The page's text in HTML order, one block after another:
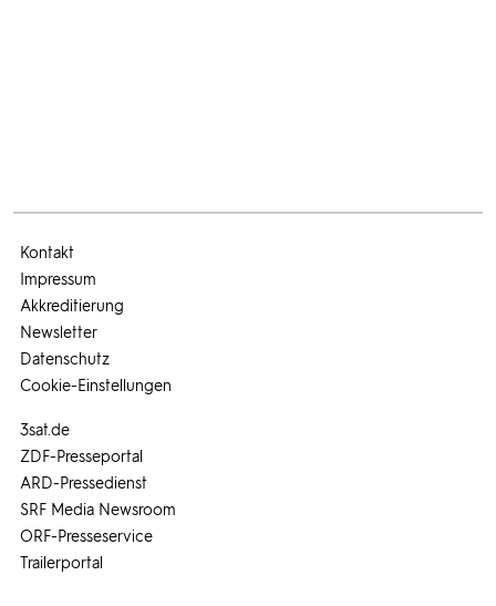
3sat.de
ZDF-Presseportal
ARD-Pressedienst
SRF Media Newsroom
ORF-Presseservice
Trailerportal
Kontakt
Impressum
Akkreditierung
Newsletter
Datenschutz
Cookie-Einstellungen